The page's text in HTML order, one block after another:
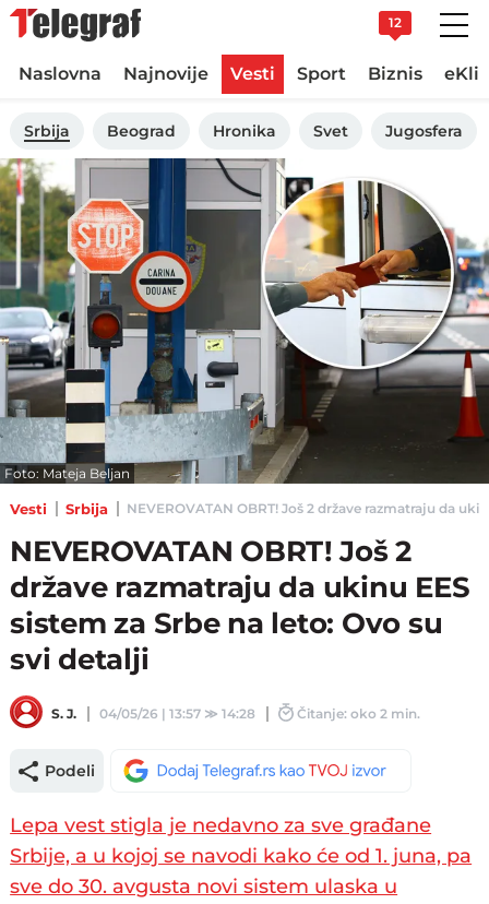
12
Naslovna Najnovije Vesti Sport Biznis
Srbija Beograd Hronika Svet Jugosfera
Foto: Mateja Beljan
Vesti Srbija NEVEROVATAN OBRT! Još 2 države razmatraju da
NEVEROVATAN OBRT! Još 2
države razmatraju da ukinu EES
sistem za Srbe na leto: Ovo su
svi detalji
S. J. 04/05/26 | 13:57 ≫14:28 Čitanje: oko 2 min.
Podeli
Lepa vest stigla je nedavno za sve građane
Srbije, a u kojoj se navodi kako će od 1. juna, pa
sve do 30. avgusta novi sistem ulaska u